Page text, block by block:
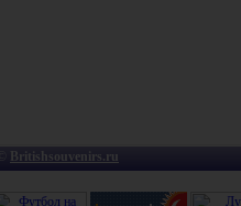
Britishsouvenirs.ru